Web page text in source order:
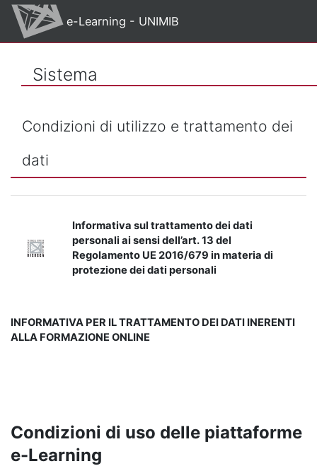
Vai al contenuto principale
e-Learning - UNIMIB
Sistema
Condizioni di utilizzo e trattamento dei
dati
Informativa sul trattamento dei dati
personali ai sensi dell’art. 13 del
Regolamento UE 2016/679 in materia di
protezione dei dati personali
INFORMATIVA PER IL TRATTAMENTO DEI DATI INERENTI
ALLA FORMAZIONE ONLINE
Condizioni di uso delle piattaforme
e-Learning